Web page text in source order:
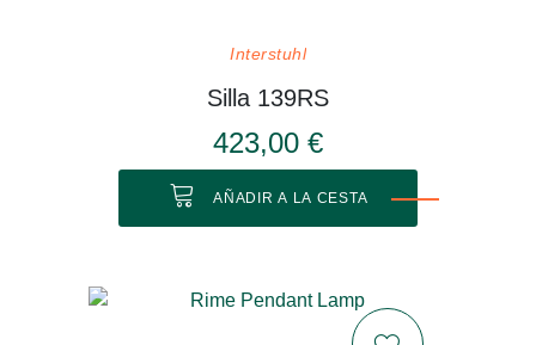
Interstuhl
Silla 139RS
423,00 €
AÑADIR A LA CESTA